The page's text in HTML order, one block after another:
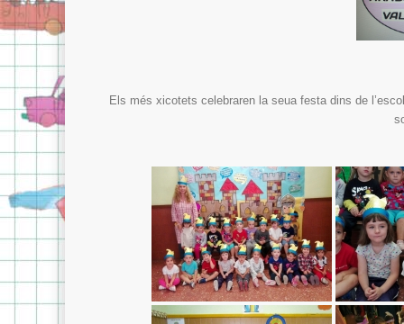
Els més xicotets celebraren la seua festa dins de